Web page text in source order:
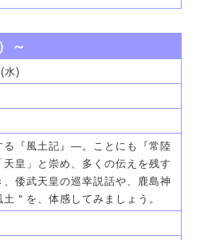
）～
水)
る『風土記』―。ことにも『常陸
皇」と崇め、多くの伝えを残す
倭武天皇の巡幸説話や、鹿島神
＂を、体感してみましょう。